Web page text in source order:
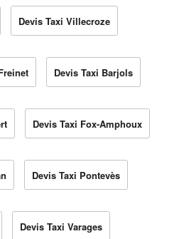
Devis Taxi Villecroze
Devis Taxi Barjols
Devis Taxi Fox-Amphoux
Devis Taxi Pontevès
Devis Taxi Varages